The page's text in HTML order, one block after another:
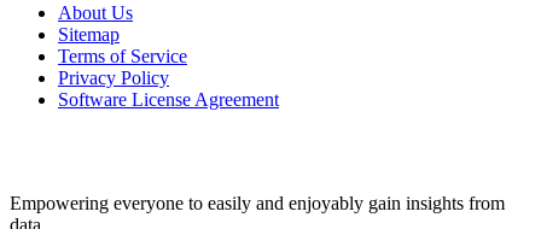
About Us
Sitemap
Terms of Service
Privacy Policy
Software License Agreement
Empowering everyone to easily and enjoyably gain insights from
data